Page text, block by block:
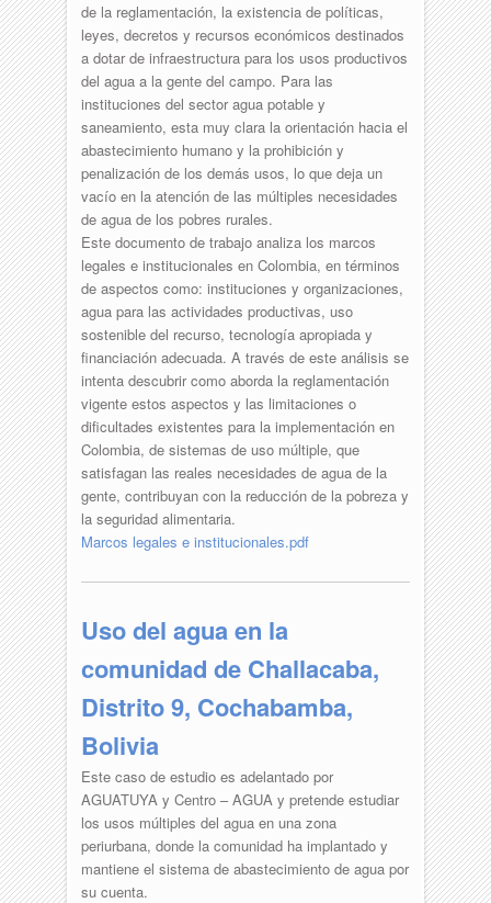
de la reglamentación, la existencia de políticas,
leyes, decretos y recursos económicos destinados
a dotar de infraestructura para los usos productivos
del agua a la gente del campo. Para las
instituciones del sector agua potable y
saneamiento, esta muy clara la orientación hacia el
abastecimiento humano y la prohibición y
penalización de los demás usos, lo que deja un
vacío en la atención de las múltiples necesidades
de agua de los pobres rurales.
Este documento de trabajo analiza los marcos
legales e institucionales en Colombia, en términos
de aspectos como: instituciones y organizaciones,
agua para las actividades productivas, uso
sostenible del recurso, tecnología apropiada y
financiación adecuada. A través de este análisis se
intenta descubrir como aborda la reglamentación
vigente estos aspectos y las limitaciones o
dificultades existentes para la implementación en
Colombia, de sistemas de uso múltiple, que
satisfagan las reales necesidades de agua de la
gente, contribuyan con la reducción de la pobreza y
la seguridad alimentaria.
Marcos legales e institucionales.pdf
Uso del agua en la
comunidad de Challacaba,
Distrito 9, Cochabamba,
Bolivia
Este caso de estudio es adelantado por
AGUATUYA y Centro – AGUA y pretende estudiar
los usos múltiples del agua en una zona
periurbana, donde la comunidad ha implantado y
mantiene el sistema de abastecimiento de agua por
su cuenta.